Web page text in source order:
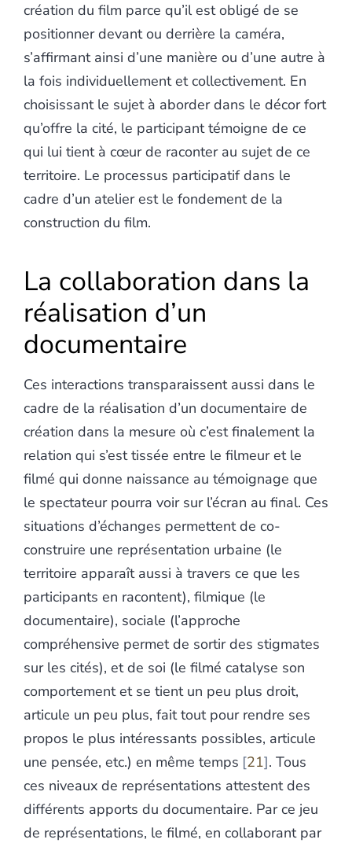
création du film parce qu’il est obligé de se
positionner devant ou derrière la caméra,
s’affirmant ainsi d’une manière ou d’une autre à
la fois individuellement et collectivement. En
choisissant le sujet à aborder dans le décor fort
qu’offre la cité, le participant témoigne de ce
qui lui tient à cœur de raconter au sujet de ce
territoire. Le processus participatif dans le
cadre d’un atelier est le fondement de la
construction du film.
La collaboration dans la
réalisation d’un
documentaire
Ces interactions transparaissent aussi dans le
cadre de la réalisation d’un documentaire de
création dans la mesure où c’est finalement la
relation qui s’est tissée entre le filmeur et le
filmé qui donne naissance au témoignage que
le spectateur pourra voir sur l’écran au final. Ces
situations d’échanges permettent de co-
construire une représentation urbaine (le
territoire apparaît aussi à travers ce que les
participants en racontent), filmique (le
documentaire), sociale (l’approche
compréhensive permet de sortir des stigmates
sur les cités), et de soi (le filmé catalyse son
comportement et se tient un peu plus droit,
articule un peu plus, fait tout pour rendre ses
propos le plus intéressants possibles, articule
une pensée, etc.) en même temps 21 . Tous
ces niveaux de représentations attestent des
différents apports du documentaire. Par ce jeu
de représentations, le filmé, en collaborant par